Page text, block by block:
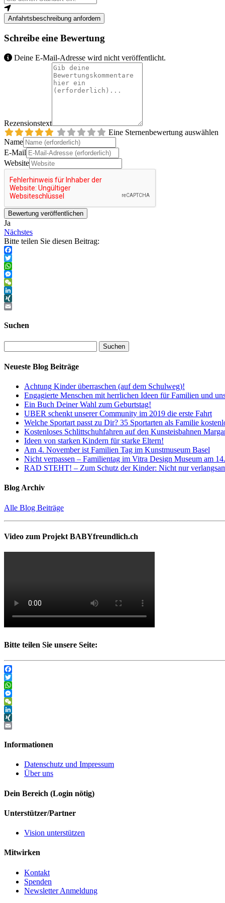
Anfahrtsbeschreibung anfordern
Schreibe eine Bewertung
Deine E-Mail-Adresse wird nicht veröffentlicht.
Rezensionstext
Eine Sternenbewertung auswählen
Name
E-Mail
Website
Ja
Nächstes
Bitte teilen Sie diesen Beitrag:
Facebook
Twitter
WhatsApp
Messenger
WeChat
LinkedIn
XING
Suchen
Neueste Blog Beiträge
Achtung Kinder überraschen (auf dem Schulweg)!
Engagierte Menschen mit herrlichen Ideen für Familien und
Ein Buch Deiner Wahl zum Geburtstag!
UBER schenkt unserer Community im 2019 die erste Fahrt
Welche Sportart passt zu Dir? 35 Sportarten als Familie
Kostenloses Schlittschuhfahren auf den Kunsteisbahnen
Ideen von starken Kindern für starke Eltern!
Am 4. November ist Familien Tag im Kunstmuseum Basel
Nicht verpassen – Familientag im Vitra Design Museum am
RAD STEHT! – Zum Schutz der Kinder: Nicht nur
Blog Archiv
Alle Blog Beiträge
Video zum Projekt BABYfreundlich.ch
Bitte teilen Sie unsere Seite:
Facebook
Twitter
WhatsApp
Messenger
WeChat
LinkedIn
XING
Informationen
Datenschutz und Impressum
Über uns
Dein Bereich (Login nötig)
Unterstützer/Partner
Vision unterstützen
Mitwirken
Kontakt
Spenden
Newsletter Anmeldung